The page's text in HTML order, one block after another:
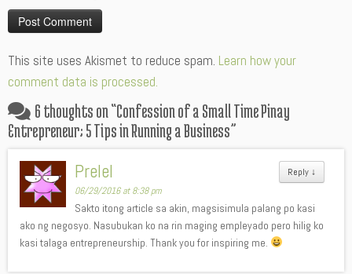
This site uses Akismet to reduce spam. Learn how your
comment data is processed.
6 thoughts on “Confession of a Small Time Pinay
Entrepreneur; 5 Tips in Running a Business”
Reply ↓
Prelel
06/29/2016 at 8:38 pm
Sakto itong article sa akin, magsisimula palang po kasi
ako ng negosyo. Nasubukan ko na rin maging empleyado pero hilig ko
kasi talaga entrepreneurship. Thank you for inspiring me.